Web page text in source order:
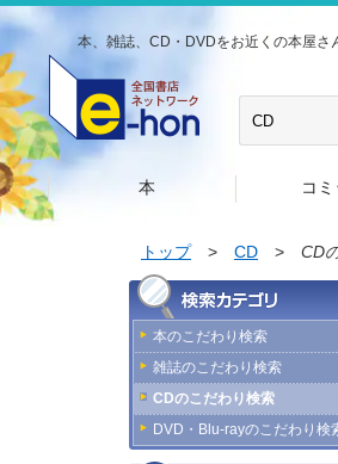
本、雑誌、CD・DVDをお近くの本屋さ
本 コミ
トップ> CD > CD
本のこだわり検索
雑誌のこだわり検索
CDのこだわり検索
DVD・Blu-rayのこだわり検